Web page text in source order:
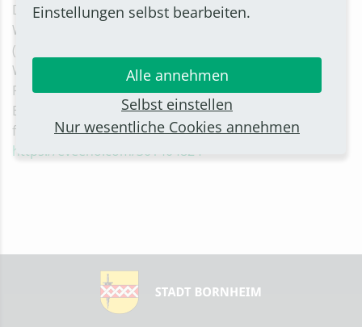
Die Veranstaltung wird organisiert durch die
Wirtschaftsförderungs- und Entwicklungsgesellschaft
(WFG) Bornheim in Kooperation mit der
Wirtschaftsförderung Bonn, dem bio innovation park
Rheinland e.V. und dem Nachhaltigkeits-Hub Region
Bonn. Alle Details sowie die kostenfreie Anmeldung
finden sich unter folgendem Link:
https://eveeno.com/301404824
Einstellungen selbst bearbeiten.
Alle annehmen
Selbst einstellen
Nur wesentliche Cookies annehmen